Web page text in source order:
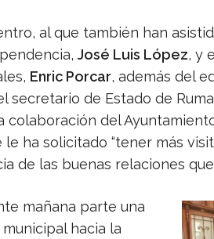
al que también han
José Luis López, y
Enric Porcar, además del
secretario de Estado de
colaboración del
ha solicitado “tener más
de las buenas relaciones que
mañana parte una
hacia la